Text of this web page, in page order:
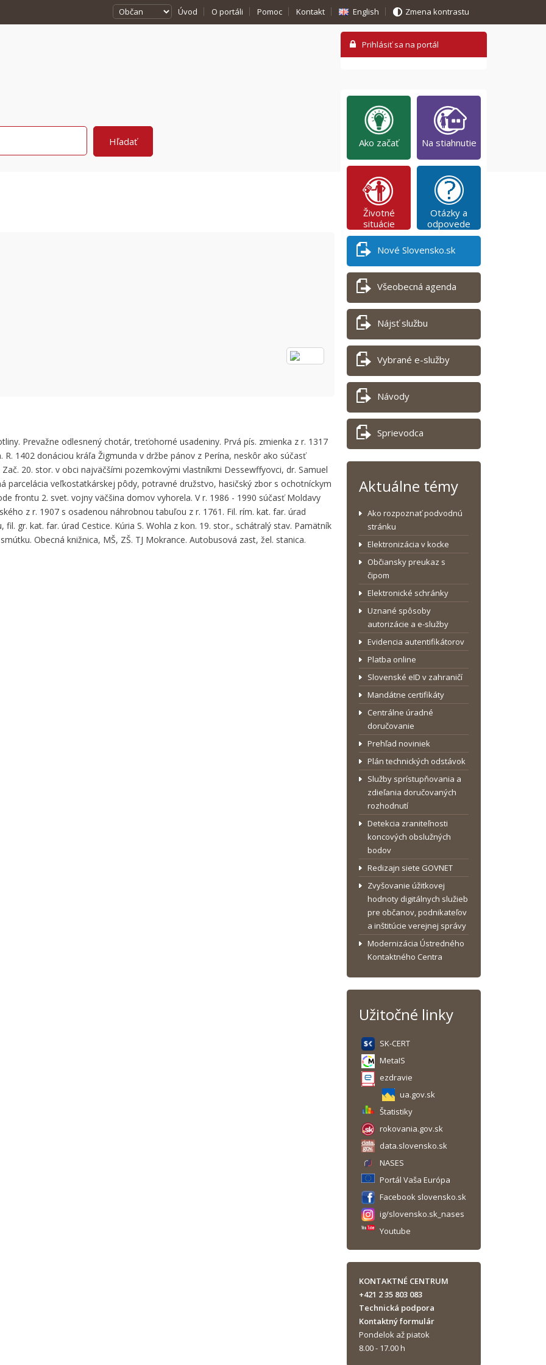
Úvod O portáli Pomoc Kontakt English Zmena kontrastu
Prevažne odlesnený chotár, treťohorné usadeniny. Prvá pís. zmienka z r. 1317
1402 donáciou kráľa Žigmunda v držbe pánov z Perína, neskôr ako súčasť
20. stor. v obci najväčšími pozemkovými vlastníkmi Dessewffyovci, dr. Samuel
parcelácia veľkostatkárskej pôdy, potravné družstvo, hasičský zbor s ochotníckym
frontu 2. svet. vojny väčšina domov vyhorela. V r. 1986 - 1990 súčasť Moldavy
z r. 1907 s osadenou náhrobnou tabuľou z r. 1761. Fil. rím. kat. far. úrad
gr. kat. far. úrad Cestice. Kúria S. Wohla z kon. 19. stor., schátralý stav. Pamätník
Obecná knižnica, MŠ, ZŠ. TJ Mokrance. Autobusová zast, žel. stanica.
Ako začať Na stiahnutie
Životné
situácie
Otázky a
odpovede
Nové Slovensko.sk
Všeobecná agenda
Nájsť službu
Vybrané e-služby
Návody
Sprievodca
Aktuálne témy
Ako rozpoznať podvodnú
stránku
Elektronizácia v kocke
Občiansky preukaz s
čipom
Elektronické schránky
Uznané spôsoby
autorizácie a e-služby
Evidencia autentifikátorov
Platba online
Slovenské eID v zahraničí
Mandátne certifikáty
Centrálne úradné
doručovanie
Prehľad noviniek
Plán technických odstávok
Služby sprístupňovania a
zdieľania doručovaných
rozhodnutí
Detekcia zraniteľnosti
koncových obslužných
bodov
Redizajn siete GOVNET
Zvyšovanie úžitkovej
hodnoty digitálnych služieb
pre občanov, podnikateľov
a inštitúcie verejnej správy
Modernizácia Ústredného
Kontaktného Centra
Užitočné linky
SK-CERT
MetaIS
ezdravie
ua.gov.sk
Štatistiky
rokovania.gov.sk
data.slovensko.sk
NASES
Portál Vaša Európa
Facebook slovensko.sk
ig/slovensko.sk_nases
Youtube
KONTAKTNÉ CENTRUM
+421 2 35 803 083
Technická podpora
Kontaktný formulár
Pondelok až piatok
8.00 - 17.00 h